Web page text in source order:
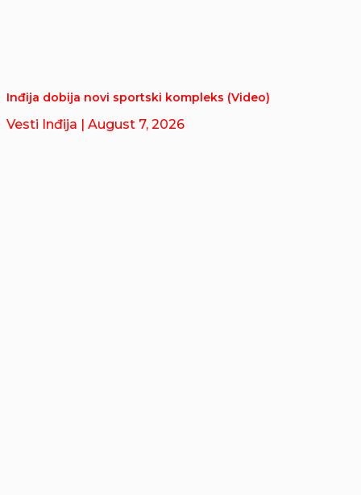
Inđija dobija novi sportski kompleks (Video)
Vesti Inđija | August 7, 2026